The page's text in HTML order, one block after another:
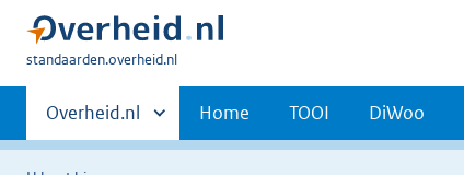
U
hier:
standaarden.overheid.nl
Primaire
navigatie
Andere
sites
Overheid.nl Home TOOI DiWoo